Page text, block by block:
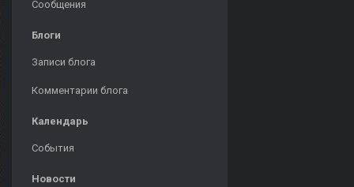
Сообщения
Блоги
Записи блога
Комментарии блога
Календарь
События
Новости